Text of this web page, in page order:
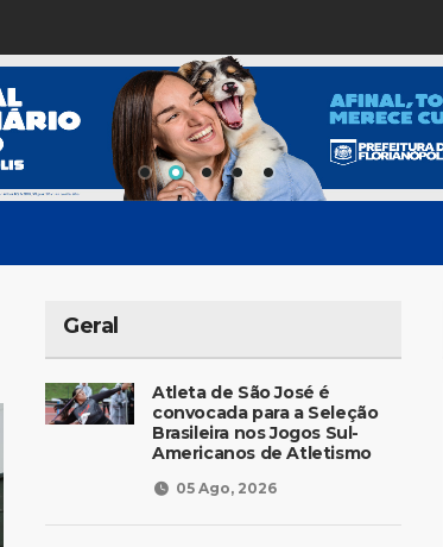
Geral
Atleta de São José é
convocada para a Seleção
Brasileira nos Jogos Sul-
Americanos de Atletismo
05 Ago, 2026